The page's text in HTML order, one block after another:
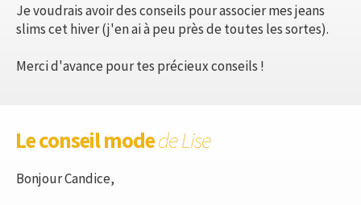
Je voudrais avoir des conseils pour associer mes jeans
slims cet hiver (j'en ai à peu près de toutes les sortes).
Merci d'avance pour tes précieux conseils !
Le conseil modede Lise
Bonjour Candice,